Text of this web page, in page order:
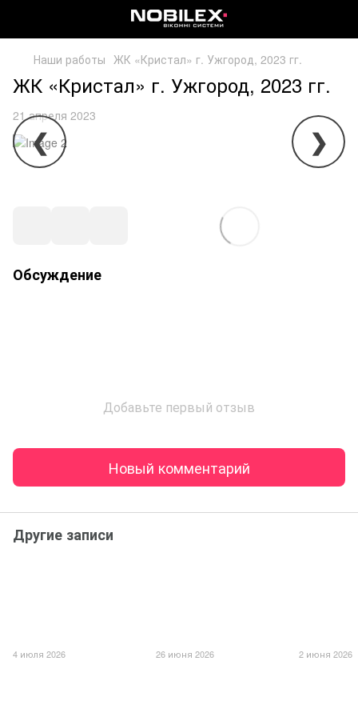
Наши работы ЖК «Кристал» г. Ужгород, 2023 гг.
ЖК «Кристал» г. Ужгород, 2023 гг.
21 апреля 2023
❮ ❯
Обсуждение
Добавьте первый отзыв
Новый комментарий
Другие записи
4 июля 2026 26 июня 2026 2 июня 2026